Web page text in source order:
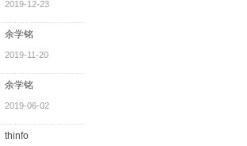
2019-12-23
余学铭
2019-11-20
余学铭
2019-06-02
thinfo